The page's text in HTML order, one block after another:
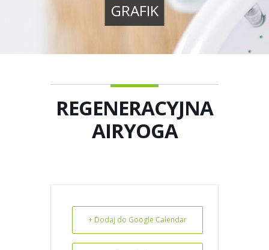
GRAFIK
REGENERACYJNA
AIRYOGA
+ Dodaj do Google Calendar